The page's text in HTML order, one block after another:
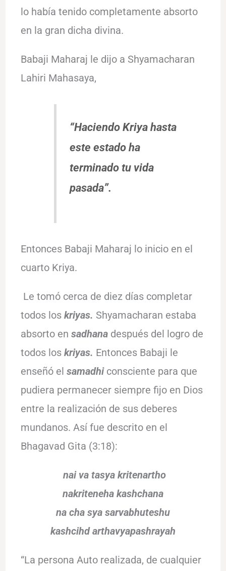
lo había tenido completamente absorto
en la gran dicha divina.
Babaji Maharaj le dijo a Shyamacharan
Lahiri Mahasaya,
“Haciendo Kriya hasta
este estado ha
terminado tu vida
pasada”.
Entonces Babaji Maharaj lo inicio en el
cuarto Kriya.
Le tomó cerca de diez días completar
todos los kriyas. Shyamacharan estaba
absorto en sadhanadespués del logro de
todos los kriyas. Entonces Babaji le
enseñó el samadhiconsciente para que
pudiera permanecer siempre fijo en Dios
entre la realización de sus deberes
mundanos. Así fue descrito en el
Bhagavad Gita (3:18):
nai va tasya kritenartho
nakriteneha kashchana
na cha sya sarvabhuteshu
kashcihd arthavyapashrayah
“La persona Auto realizada, de cualquier